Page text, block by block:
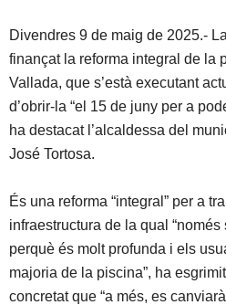
Divendres 9 de maig de 2025.-
finançat la reforma integral de la
Vallada, que s’està executant
d’obrir-la “el 15 de juny per a
ha destacat l’alcaldessa del
José Tortosa.
És una reforma “integral” per a
infraestructura de la qual “només
perquè és molt profunda i els
majoria de la piscina”, ha
concretat que “a més, es